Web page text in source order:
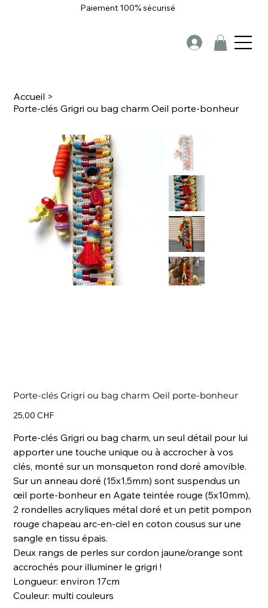
Paiement 100% sécurisé
Accueil >
Porte-clés Grigri ou bag charm Oeil porte-bonheur
Porte-clés Grigri ou bag charm Oeil porte-bonheur
Prix
25,00 CHF
Porte-clés Grigri ou bag charm, un seul détail pour lui
apporter une touche unique ou à accrocher à vos
clés, monté sur un monsqueton rond doré amovible.
Sur un anneau doré (15x1,5mm) sont suspendus un
œil porte-bonheur en Agate teintée rouge (5x10mm),
2 rondelles acryliques métal doré et un petit pompon
rouge chapeau arc-en-ciel en coton cousus sur une
sangle en tissu épais.
Deux rangs de perles sur cordon jaune/orange sont
accrochés pour illuminer le grigri !
Longueur: environ 17cm
Couleur: multi couleurs